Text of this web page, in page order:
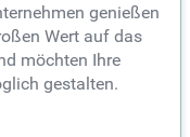
genießen
Wert auf das
möchten Ihre
gestalten.